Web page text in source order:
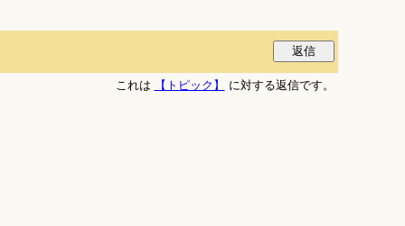
これは
【トピック】 に対する返信です。